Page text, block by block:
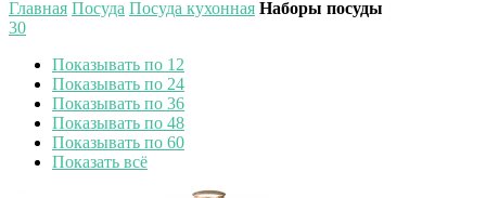
Главная Посуда Посуда кухонная Наборы посуды
30
Показывать по 12
Показывать по 24
Показывать по 36
Показывать по 48
Показывать по 60
Показать всё